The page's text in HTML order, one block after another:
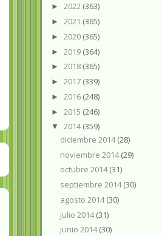
► 2022 (363)
► 2021 (365)
► 2020 (365)
► 2019 (364)
► 2018 (365)
► 2017 (339)
► 2016 (248)
► 2015 (246)
▼ 2014(359)
diciembre 2014(28)
noviembre 2014(29)
octubre 2014(31)
septiembre 2014(30)
agosto 2014(30)
julio 2014(31)
junio 2014(30)